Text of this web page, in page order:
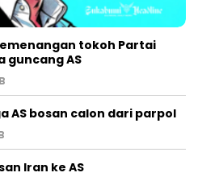
tokoh Partai
guncang AS
AS bosan calon dari parpol
Iran ke AS